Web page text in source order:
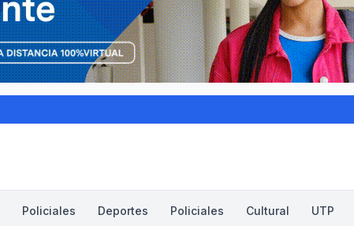
Policiales Deportes Policiales Cultural UTP